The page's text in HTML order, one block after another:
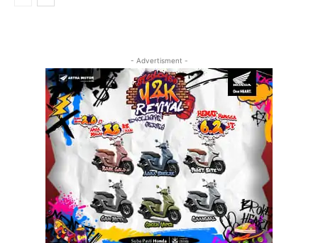
- Advertisment -